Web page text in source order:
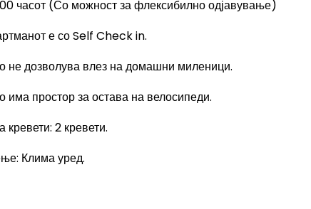
часот (Со можност за флексибилно одјавување)
е соSelf Check in.
не дозволува влез на домашни миленици.
има простор за остава на велосипеди.
кревети: 2 кревети.
: Клима уред.